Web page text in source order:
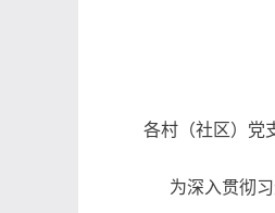
各村（社区）党
为深入贯彻